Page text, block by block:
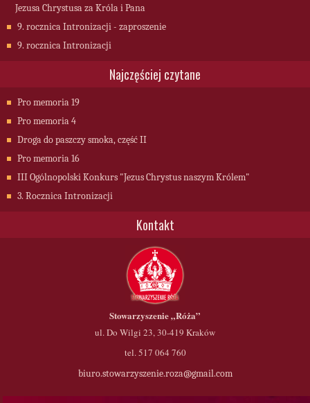
Jezusa Chrystusa za Króla i Pana
9. rocznica Intronizacji - zaproszenie
9. rocznica Intronizacji
Najczęściej czytane
Pro memoria 19
Pro memoria 4
Droga do paszczy smoka, część II
Pro memoria 16
III Ogólnopolski Konkurs "Jezus Chrystus naszym Królem"
3. Rocznica Intronizacji
Kontakt
Stowarzyszenie„Róża”
ul. Do Wilgi 23, 30-419 Kraków
tel. 517 064 760
biuro.stowarzyszenie.roza@gmail.com